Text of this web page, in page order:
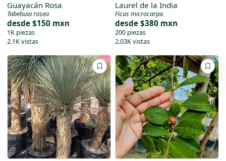
Guayacán Rosa
Tabebuia rosea
desde $150 mxn
1K piezas
2.1K vistas
Laurel de la India
Ficus microcarpa
desde $380 mxn
200 piezas
2.03K vistas